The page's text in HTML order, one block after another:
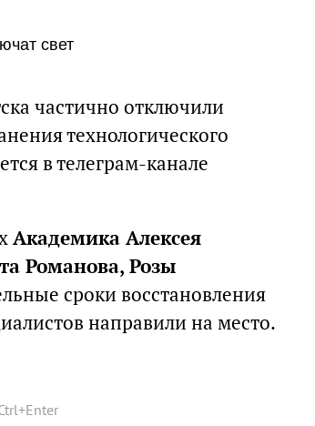
свет
частично отключили
технологического
в телеграм-канале
Академика Алексея
Романова, Розы
сроки восстановления
направили на место.
+Enter